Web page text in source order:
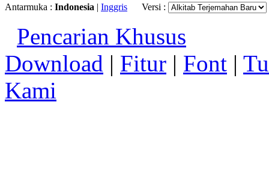
Antarmuka : Indonesia | Inggris Versi :
Pencarian Khusus
Download | Fitur | Font |
Kami